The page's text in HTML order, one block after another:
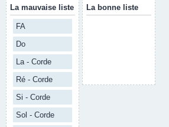
La mauvaise liste
FA
Do
La - Corde
Ré - Corde
Si - Corde
Sol - Corde
La bonne liste